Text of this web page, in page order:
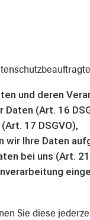
und deren
(Art. 16
17 DSGVO),
wir Ihre Daten
bei uns (Art. 21
Sie diese